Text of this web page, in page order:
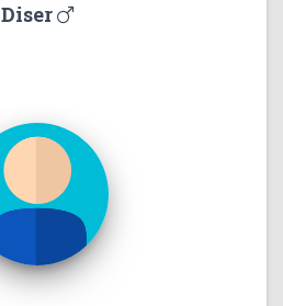
Diser